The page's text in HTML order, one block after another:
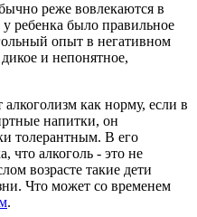
реже вовлекаются в
ребенка было правильное
опыт в негативном
и непонятное,
как норму, если в
напитки, он
толерантным. В его
что алкоголь - это не
возрасте такие дети
Что может со временем
.